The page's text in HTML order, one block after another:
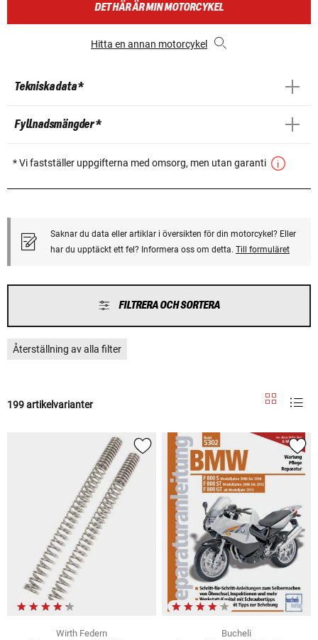
DET HÄR ÄR MIN MOTORCYKEL
Hitta en annan motorcykel
Tekniska data *
Fyllnadsmängder *
* Vi fastställer uppgifterna med omsorg, men utan garanti
Saknar du data eller artiklar i översikten för din motorcykel? Eller
har du upptäckt ett fel? Informera oss om detta. Till formuläret
FILTRERA OCH SORTERA
Återställning av alla filter
199 artikelvarianter
Wirth Federn
Bucheli